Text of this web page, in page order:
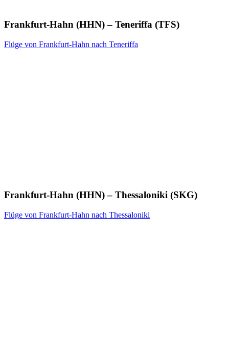
Frankfurt-Hahn (HHN) – Teneriffa (TFS)
Flüge von Frankfurt-Hahn nach Teneriffa
Frankfurt-Hahn (HHN) – Thessaloniki (SKG)
Flüge von Frankfurt-Hahn nach Thessaloniki